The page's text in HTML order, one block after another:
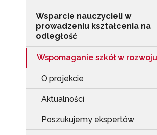
Wsparcie nauczycieli w
prowadzeniu kształcenia na
odległość
Wspomaganie szkół w rozwoju
O projekcie
Aktualności
Poszukujemy ekspertów